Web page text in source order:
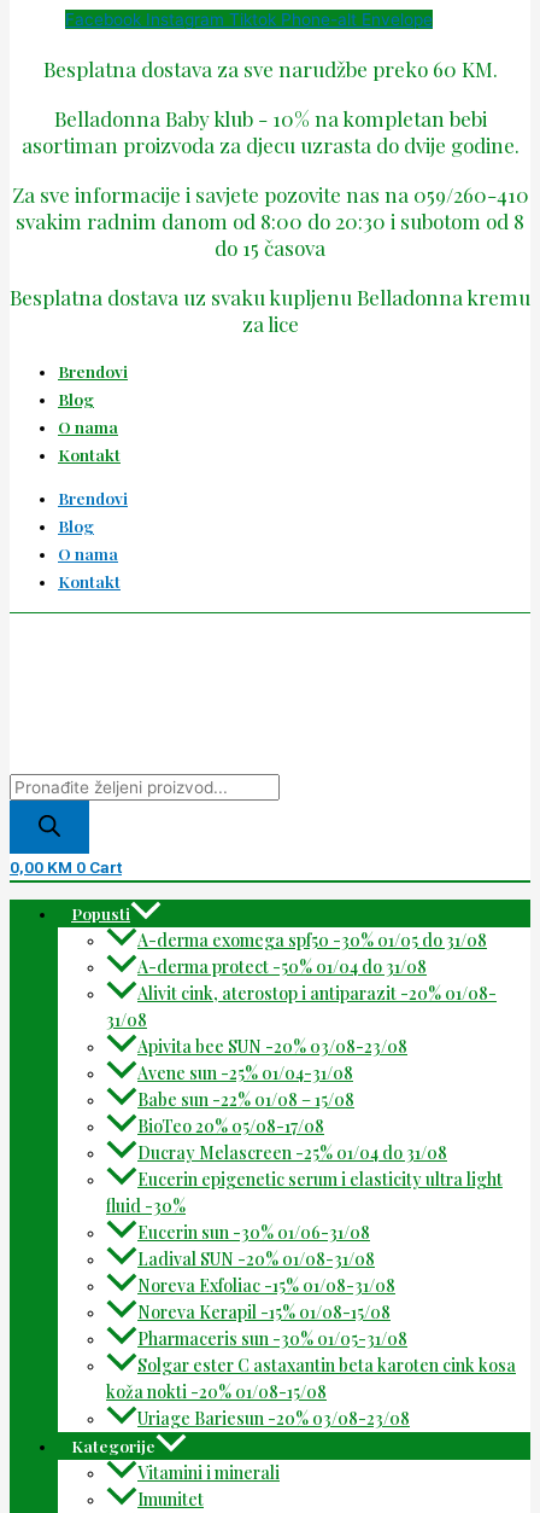
Facebook Instagram Tiktok Phone-alt Envelope
Besplatna dostava za sve narudžbe preko 60 KM.
Belladonna Baby klub - 10% na kompletan bebi
asortiman proizvoda za djecu uzrasta do dvije godine.
Za sve informacije i savjete pozovite nas na 059/260-410
svakim radnim danom od 8:00 do 20:30 i subotom od 8
do 15 časova
Besplatna dostava uz svaku kupljenu Belladonna kremu
za lice
Brendovi
Blog
O nama
Kontakt
Brendovi
Blog
O nama
Kontakt
0,00 KM 0 Cart
Popusti
A-derma exomega spf50 -30% 01/05 do 31/08
A-derma protect -50% 01/04 do 31/08
Alivit cink, aterostop i antiparazit -20% 01/08-
31/08
Apivita bee SUN -20% 03/08-23/08
Avene sun -25% 01/04-31/08
Babe sun -22% 01/08 – 15/08
BioTeo 20% 05/08-17/08
Ducray Melascreen -25% 01/04 do 31/08
Eucerin epigenetic serum i elasticity ultra light
fluid -30%
Eucerin sun -30% 01/06-31/08
Ladival SUN -20% 01/08-31/08
Noreva Exfoliac -15% 01/08-31/08
Noreva Kerapil -15% 01/08-15/08
Pharmaceris sun -30% 01/05-31/08
Solgar ester C astaxantin beta karoten cink kosa
koža nokti -20% 01/08-15/08
Uriage Bariesun -20% 03/08-23/08
Kategorije
Vitamini i minerali
Imunitet